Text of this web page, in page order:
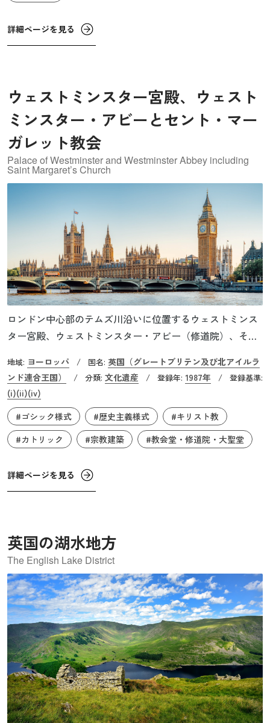
詳細ページを見る
ウェストミンスター宮殿、ウェスト
ミンスター・アビーとセント・マー
ガレット教会
Palace of Westminster and Westminster Abbey including
Saint Margaret’s Church
ロンドン中心部のテムズ川沿いに位置するウェストミンス
ター宮殿、ウェストミンスター・アビー（修道院）、そし
建築物として世界中に広く知られています。何世紀にもわ
たって共に変化してきたこれらの建築物は、英国王室と議
会、そして教会の絡み合った歴史を物語っており、今も英
国の社会と政治において極めて重要な役割を果たしていま
す。宮殿とウェストミンスター・アビーは、11世紀に敬虔
した。前者は現在国会議事堂として使用されており、後者
地域: ヨーロッパ / 国名: 英国（グレートブリテン及び北アイルラ
ンド連合王国）
/ 分類: 文化遺産 / 登録年: 1987年 / 登録基準:
(i)(ii)(iv)
#ゴシック様式
#歴史主義様式
#キリスト教
#カトリック
#宗教建築 #教会堂・修道院・大聖堂
詳細ページを見る
英国の湖水地方
The English Lake District